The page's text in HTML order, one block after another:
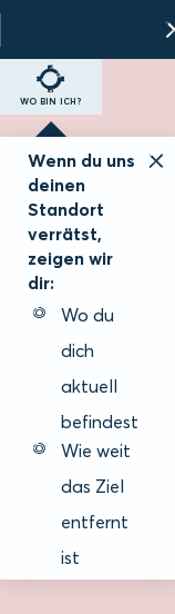
WO BIN ICH?
Wenn du uns
deinen
Standort
verrätst,
zeigen wir
dir:
Wo du
dich
aktuell
befindest
Wie weit
das Ziel
entfernt
ist